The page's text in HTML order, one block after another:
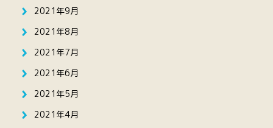
2021年9月
2021年8月
2021年7月
2021年6月
2021年5月
2021年4月